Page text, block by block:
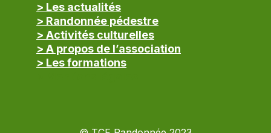
> Les actualités
> Randonnée pédestre
> Activités culturelles
> A propos de l’association
> Les formations